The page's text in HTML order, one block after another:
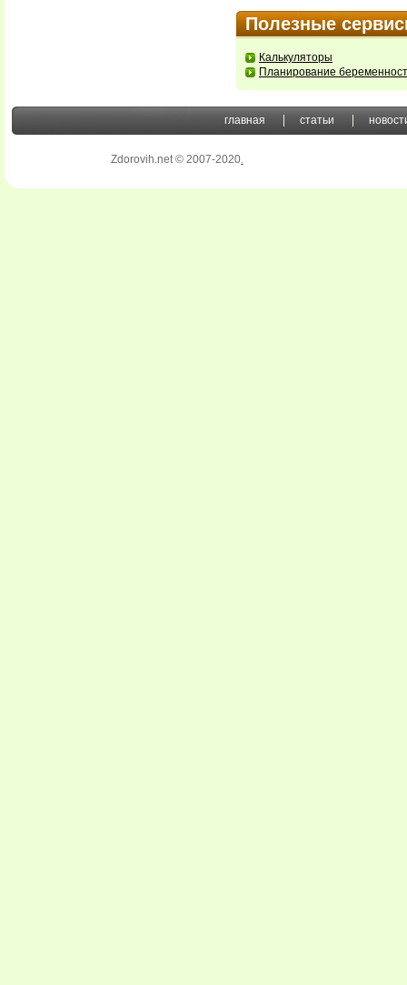
Полезные
Калькуляторы
Планирование
главная статьи
Zdorovih.net © 2007-2020